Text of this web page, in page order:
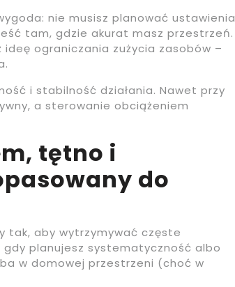
nie musisz planować ustawienia
tam, gdzie akurat masz przestrzeń.
ograniczania zużycia zasobów –
i stabilność działania. Nawet przy
a sterowanie obciążeniem
tętno i
do
tak, aby wytrzymywać częste
planujesz systematyczność albo
w domowej przestrzeni (choć w